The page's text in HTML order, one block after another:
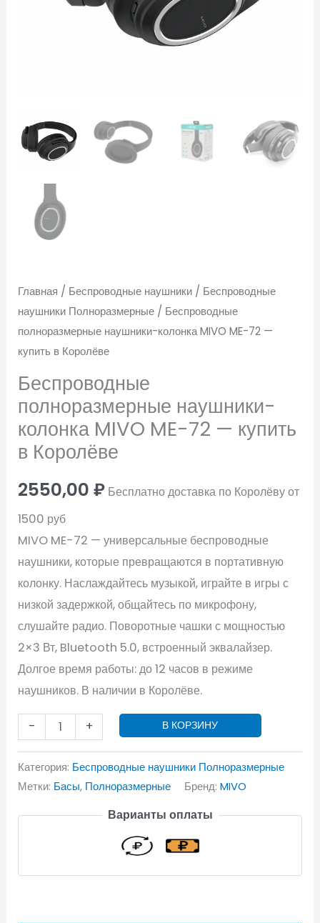
Главная / Беспроводные наушники / Беспроводные
наушники Полноразмерные / Беспроводные
полноразмерные наушники-колонка MIVO ME-72 —
купить в Королёве
Беспроводные
полноразмерные наушники-
колонка MIVO ME-72 — купить
в Королёве
2550,00₽ Бесплатно доставка по Королёву от
1500 руб
MIVO ME-72 — универсальные беспроводные
наушники, которые превращаются в портативную
колонку. Наслаждайтесь музыкой, играйте в игры с
низкой задержкой, общайтесь по микрофону,
слушайте радио. Поворотные чашки с мощностью
2×3 Вт, Bluetooth 5.0, встроенный эквалайзер.
Долгое время работы: до 12 часов в режиме
наушников. В наличии в Королёве.
- + В КОРЗИНУ
Категория: Беспроводные наушники Полноразмерные
Метки: Басы, Полноразмерные Бренд:MIVO
Варианты оплаты